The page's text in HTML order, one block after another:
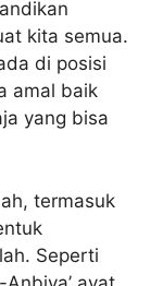
kita semua.
di posisi
amal baik
yang bisa
termasuk
Seperti